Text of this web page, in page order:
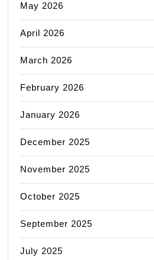
May 2026
April 2026
March 2026
February 2026
January 2026
December 2025
November 2025
October 2025
September 2025
July 2025